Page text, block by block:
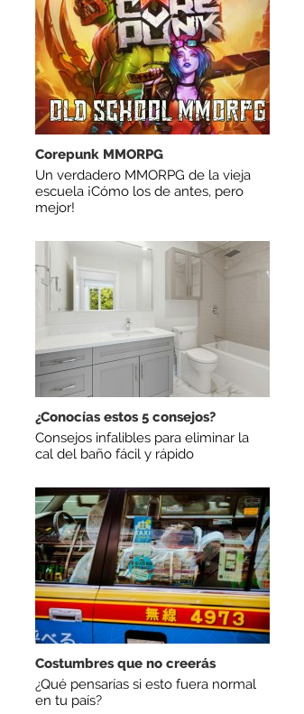
Corepunk MMORPG
Un verdadero MMORPG de la vieja
escuela ¡Cómo los de antes, pero
mejor!
¿Conocías estos 5 consejos?
Consejos infalibles para eliminar la
cal del baño fácil y rápido
Costumbres que no creerás
¿Qué pensarías si esto fuera normal
en tu país?